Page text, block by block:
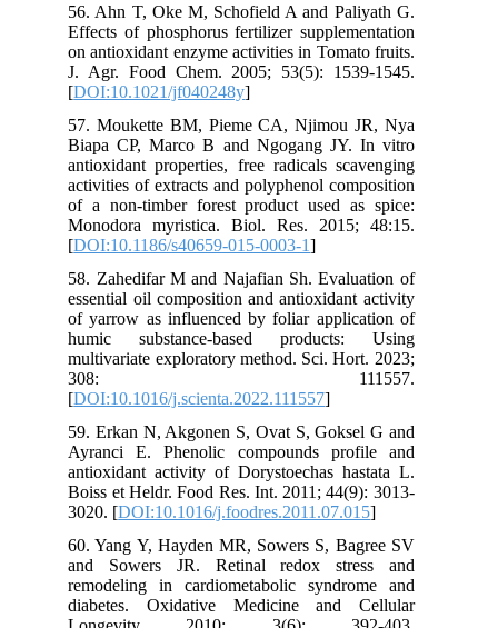
56. Ahn T, Oke M, Schofield A and Paliyath G.
Effects of phosphorus fertilizer supplementation
on antioxidant enzyme activities in Tomato fruits.
J. Agr. Food Chem. 2005; 53(5): 1539-1545.
[DOI:10.1021/jf040248y
57. Moukette BM, Pieme CA, Njimou JR, Nya
Biapa CP, Marco B and Ngogang JY. In vitro
antioxidant properties, free radicals scavenging
activities of extracts and polyphenol composition
of a non-timber forest product used as spice:
Monodora myristica. Biol. Res. 2015; 48:15.
[DOI:10.1186/s40659-015-0003-1
58. Zahedifar M and Najafian Sh. Evaluation of
essential oil composition and antioxidant activity
of yarrow as influenced by foliar application of
humic substance-based products: Using
multivariate exploratory method. Sci. Hort. 2023;
308: 111557.
[DOI:10.1016/j.scienta.2022.111557
59. Erkan N, Akgonen S, Ovat S, Goksel G and
Ayranci E. Phenolic compounds profile and
antioxidant activity of Dorystoechas hastata L.
Boiss et Heldr. Food Res. Int. 2011; 44(9): 3013-
3020. [DOI:10.1016/j.foodres.2011.07.015
60. Yang Y, Hayden MR, Sowers S, Bagree SV
and Sowers JR. Retinal redox stress and
remodeling in cardiometabolic syndrome and
diabetes. Oxidative Medicine and Cellular